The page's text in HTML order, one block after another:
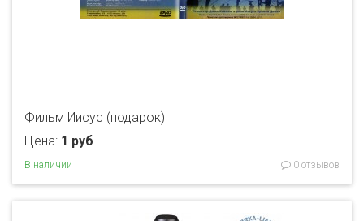
Фильм Иисус (подарок)
Цена: 1 руб
В наличии 0 отзывов